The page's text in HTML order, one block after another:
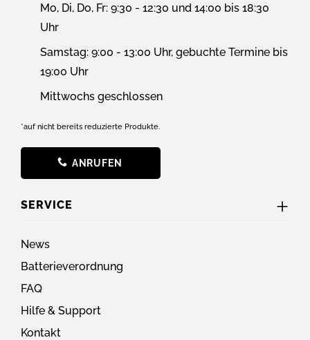
Mo, Di, Do, Fr: 9:30 - 12:30 und 14:00 bis 18:30
Uhr
Samstag: 9:00 - 13:00 Uhr, gebuchte Termine bis
19:00 Uhr
Mittwochs geschlossen
*auf nicht bereits reduzierte Produkte.
ANRUFEN
SERVICE
News
Batterieverordnung
FAQ
Hilfe & Support
Kontakt